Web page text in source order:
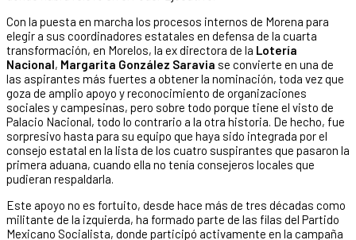
Con la puesta en marcha los procesos internos de Morena para
elegir a sus coordinadores estatales en defensa de la cuarta
transformación, en Morelos, la ex directora de la Lotería
Nacional, Margarita González Saravia se convierte en una de
las aspirantes más fuertes a obtener la nominación, toda vez que
goza de amplio apoyo y reconocimiento de organizaciones
sociales y campesinas, pero sobre todo porque tiene el visto de
Palacio Nacional, todo lo contrario a la otra historia. De hecho, fue
sorpresivo hasta para su equipo que haya sido integrada por el
consejo estatal en la lista de los cuatro suspirantes que pasaron la
primera aduana, cuando ella no tenía consejeros locales que
pudieran respaldarla.
Este apoyo no es fortuito, desde hace más de tres décadas como
militante de la izquierda, ha formado parte de las filas del Partido
Mexicano Socialista, donde participó activamente en la campaña